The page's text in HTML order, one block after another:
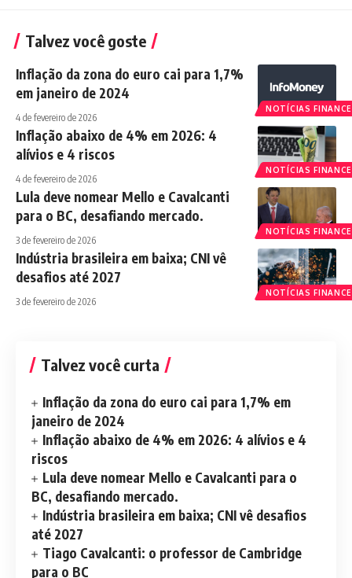
Talvez você goste
NOTÍCIAS
Inflação da zona do euro cai para 1,7%
em janeiro de 2024
4 de fevereiro de 2026
NOTÍCIAS
Inflação abaixo de 4% em 2026: 4
alívios e 4 riscos
4 de fevereiro de 2026
NOTÍCIAS
Lula deve nomear Mello e Cavalcanti
para o BC, desafiando mercado.
3 de fevereiro de 2026
NOTÍCIAS
Indústria brasileira em baixa; CNI vê
desafios até 2027
3 de fevereiro de 2026
Talvez você curta
Inflação da zona do euro cai para 1,7% em
janeiro de 2024
Inflação abaixo de 4% em 2026: 4 alívios e 4
riscos
Lula deve nomear Mello e Cavalcanti para o
BC, desafiando mercado.
Indústria brasileira em baixa; CNI vê desafios
até 2027
Tiago Cavalcanti: o professor de Cambridge
para o BC